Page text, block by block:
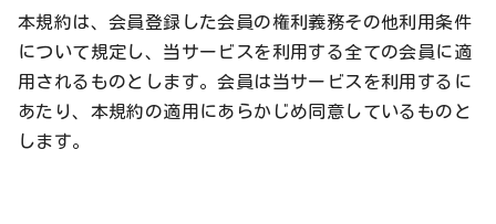
本規約は、会員登録した会員の権利義務その他利用条件
について規定し、当サービスを利用する全ての会員に適
用されるものとします。会員は当サービスを利用するに
あたり、本規約の適用にあらかじめ同意しているものと
します。